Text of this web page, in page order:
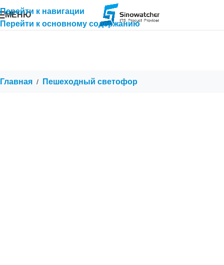
Перейти к навигации
Перейти к основному содержанию
МЕНЮ
Главная / Пешеходный светофор